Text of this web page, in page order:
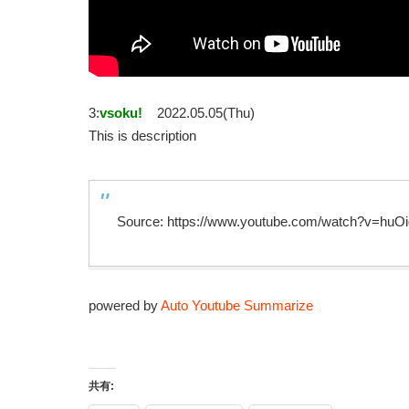
3:vsoku!
2022.05.05(Thu)
This is description
Source: https://www.youtube.com/
powered byAuto Youtube Summarize
共有: